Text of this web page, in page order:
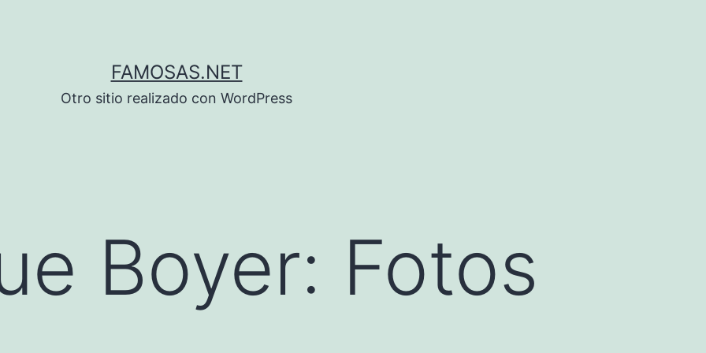
FAMOSAS.NET
Otro sitio realizado con WordPress
Boyer: Fotos